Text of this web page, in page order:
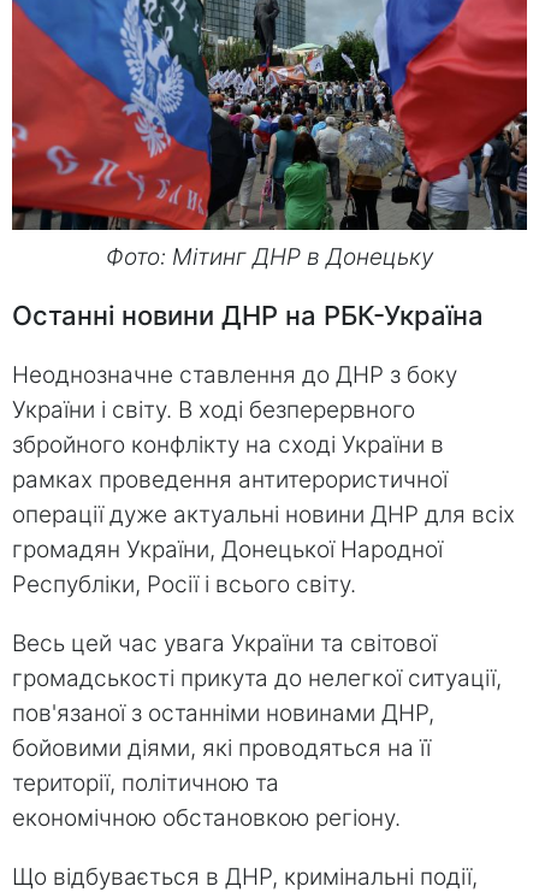
Фото: Мітинг ДНР в Донецьку
Останні новини ДНР на РБК-Україна
Неоднозначне ставлення до ДНР з боку
України і світу. В ході безперервного
збройного конфлікту на сході України в
рамках проведення антитерористичної
операції дуже актуальні новини ДНР для всіх
громадян України, Донецької Народної
Республіки, Росії і всього світу.
Весь цей час увага України та світової
громадськості прикута до нелегкої ситуації,
пов'язаної з останніми новинами ДНР,
бойовими діями, які проводяться на її
території, політичною та
економічною обстановкою регіону.
Що відбувається в ДНР, кримінальні події,